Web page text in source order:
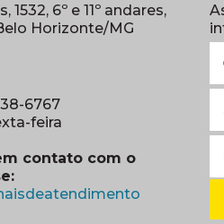
1532, 6º e 11º andares,
Horizonte/MG
em nova janela)
6767
feira
contato com o
(abre em